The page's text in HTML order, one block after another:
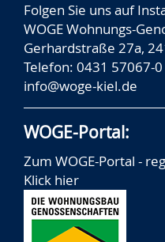
Folgen Sie uns auf
WOGE Wohnungs-
Gerhardstraße 27a,
Telefon: 0431 57067-0
info@woge-kiel.de
WOGE-Portal:
Zum WOGE-Portal -
Klick hier